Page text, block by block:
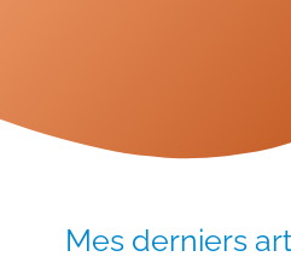
Mes derniers